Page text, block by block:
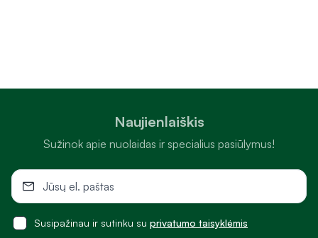
Naujienlaiškis
Sužinok apie nuolaidas ir specialius pasiūlymus!
Susipažinau ir sutinku su privatumo taisyklėmis